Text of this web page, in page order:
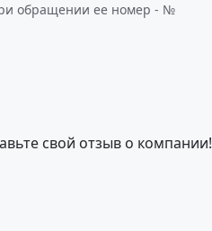
обращении ее номер - №
свой отзыв о компании!